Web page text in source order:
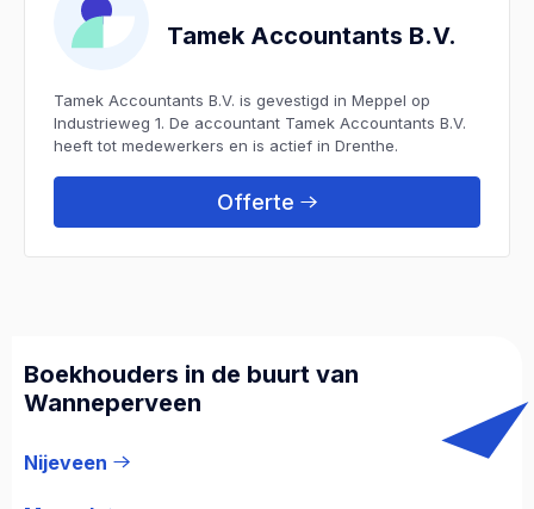
Tamek Accountants B.V.
Tamek Accountants B.V. is gevestigd in Meppel op
Industrieweg 1. De accountant Tamek Accountants B.V.
heeft tot medewerkers en is actief in Drenthe.
Offerte
Boekhouders in de buurt van
Wanneperveen
Nijeveen